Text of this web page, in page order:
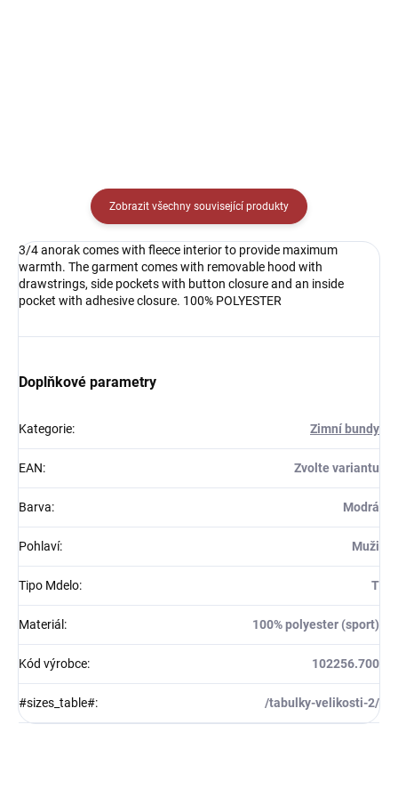
Zobrazit všechny související produkty
3/4 anorak comes with fleece interior to provide maximum
warmth. The garment comes with removable hood with
drawstrings, side pockets with button closure and an inside
pocket with adhesive closure. 100% POLYESTER
Doplňkové parametry
Kategorie: Zimní bundy
EAN: Zvolte variantu
Barva: Modrá
Pohlaví: Muži
Tipo Mdelo: T
Materiál : 100% polyester (sport)
Kód výrobce: 102256.700
#sizes_table#: /tabulky-velikosti-2/